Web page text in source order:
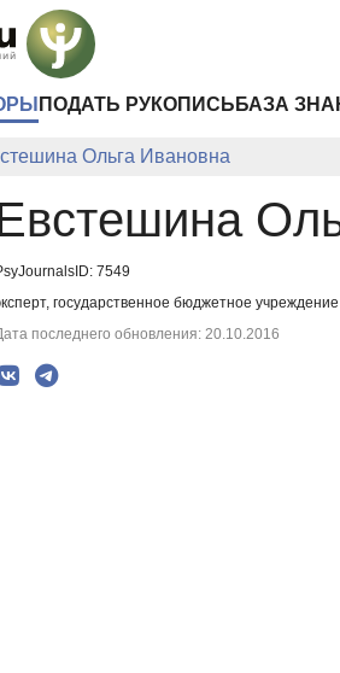
ПОДАТЬ РУКОПИСЬ БАЗА
Ольга Ивановна
7549
государственное бюджетное
последнего обновления: 20.10.2016